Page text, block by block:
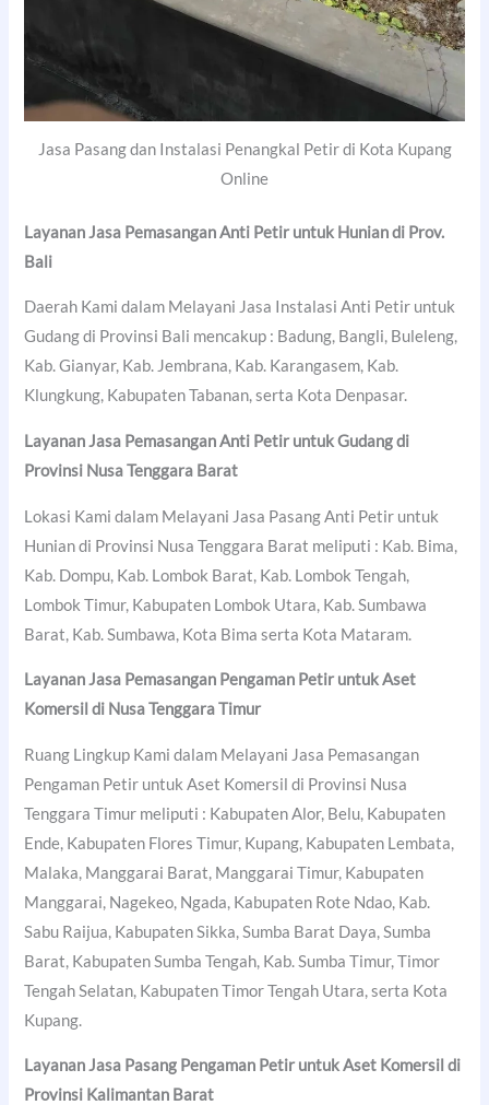
Jasa Pasang dan Instalasi Penangkal Petir di Kota Kupang
Online
Layanan Jasa Pemasangan Anti Petir untuk Hunian di Prov.
Bali
Daerah Kami dalam Melayani Jasa Instalasi Anti Petir untuk
Gudang di Provinsi Bali mencakup : Badung, Bangli, Buleleng,
Kab. Gianyar, Kab. Jembrana, Kab. Karangasem, Kab.
Klungkung, Kabupaten Tabanan, serta Kota Denpasar.
Layanan Jasa Pemasangan Anti Petir untuk Gudang di
Provinsi Nusa Tenggara Barat
Lokasi Kami dalam Melayani Jasa Pasang Anti Petir untuk
Hunian di Provinsi Nusa Tenggara Barat meliputi : Kab. Bima,
Kab. Dompu, Kab. Lombok Barat, Kab. Lombok Tengah,
Lombok Timur, Kabupaten Lombok Utara, Kab. Sumbawa
Barat, Kab. Sumbawa, Kota Bima serta Kota Mataram.
Layanan Jasa Pemasangan Pengaman Petir untuk Aset
Komersil di Nusa Tenggara Timur
Ruang Lingkup Kami dalam Melayani Jasa Pemasangan
Pengaman Petir untuk Aset Komersil di Provinsi Nusa
Tenggara Timur meliputi : Kabupaten Alor, Belu, Kabupaten
Ende, Kabupaten Flores Timur, Kupang, Kabupaten Lembata,
Malaka, Manggarai Barat, Manggarai Timur, Kabupaten
Manggarai, Nagekeo, Ngada, Kabupaten Rote Ndao, Kab.
Sabu Raijua, Kabupaten Sikka, Sumba Barat Daya, Sumba
Barat, Kabupaten Sumba Tengah, Kab. Sumba Timur, Timor
Tengah Selatan, Kabupaten Timor Tengah Utara, serta Kota
Kupang.
Layanan Jasa Pasang Pengaman Petir untuk Aset Komersil di
Provinsi Kalimantan Barat